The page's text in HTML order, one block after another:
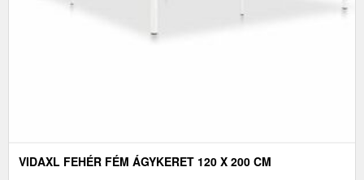
VIDAXL FEHÉR FÉM ÁGYKERET 120 X 200 CM